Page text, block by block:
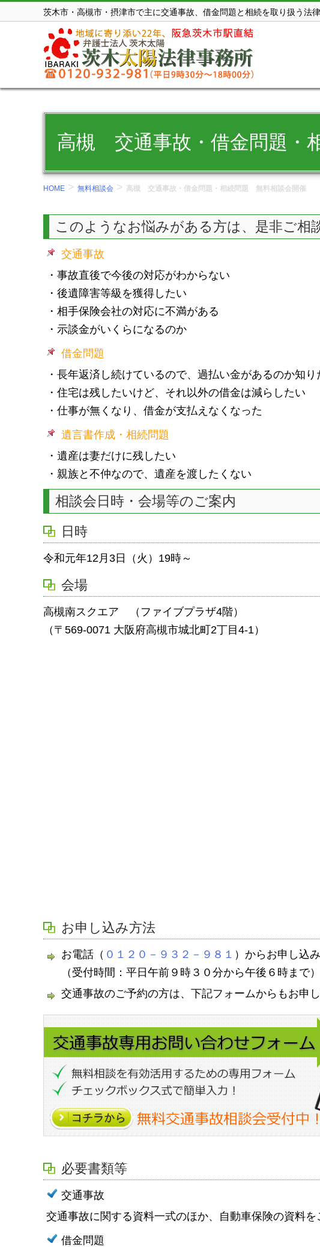
茨木市・高槻市・摂津市で主に交通事故、借金問題と相続を取り扱う法律
高槻 交通事故・借金問題・
HOME > 無料相談会 > 高槻 交通事故・借金問題・相続問題 無料相談会開催
このようなお悩みがある方は、是非ご相
交通事故
・ 事故直後で今後の対応がわからない
・ 後遺障害等級 を獲得したい
・ 相手保険会社の対応に不満がある
・ 示談金がいくらになるのか
借金問題
・長年返済し続けているので、過払い金があるのか知り
・住宅は残したいけど、それ以外の借金は減らしたい
・仕事が無くなり、借金が支払えなくなった
遺言書作成・相続問題
・遺産は妻だけに残したい
・親族と不仲なので、遺産を渡したくない
相談会日時・会場等のご案内
日時
令和元年12月3日（火）19時～
会場
高槻南スクエア （ファイブプラザ4階）
（〒569-0071 大阪府高槻市城北町2丁目4-1）
お申し込み方法
お電話（ ０１２０－９３２－９８１ ）からお申し込
（受付時間：平日午前９時３０分から午後６時まで）
交通事故のご予約の方は、下記フォームからもお申し
必要書類等
交通事故
交通事故に関する資料一式のほか、自動車保険の資料を
借金問題